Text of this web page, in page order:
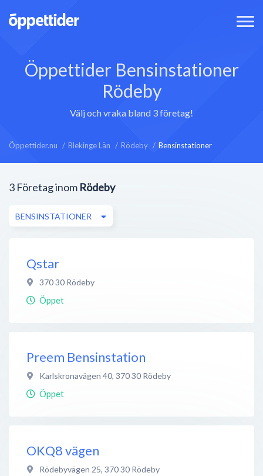
Öppettider Bensinstationer
Rödeby
Välj och vraka bland 3 företag!
Öppettider.nu Blekinge Län Rödeby Bensinstationer
3 Företag inom Rödeby
BENSINSTATIONER
Qstar
370 30 Rödeby
Öppet
Preem Bensinstation
Karlskronavägen 40, 370 30 Rödeby
Öppet
OKQ8 vägen
Rödebyvägen 25, 370 30 Rödeby